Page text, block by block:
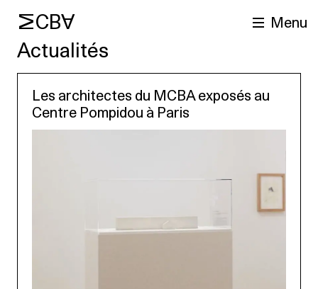
MCBA Menu
Actualités
Les architectes du MCBA exposés au
Centre Pompidou à Paris